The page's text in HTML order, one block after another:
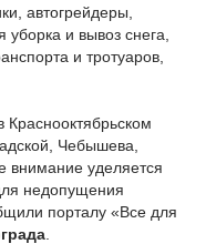
автогрейдеры,
и вывоз снега,
и тротуаров,
Чебышева,
внимание уделяется
недопущения
порталу «Все для